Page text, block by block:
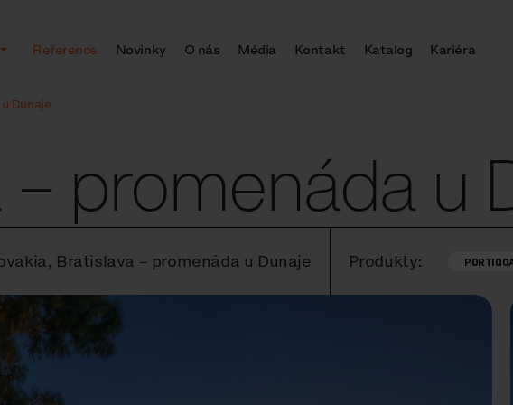
Reference Novinky O nás Média Kontakt Katalog Kariéra
Dunaje
– promenáda u
Bratislava – promenáda u Dunaje Produkty: